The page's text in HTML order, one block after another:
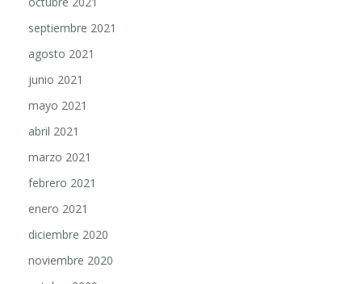
septiembre 2021
agosto 2021
junio 2021
mayo 2021
abril 2021
marzo 2021
febrero 2021
enero 2021
diciembre 2020
noviembre 2020
octubre 2020